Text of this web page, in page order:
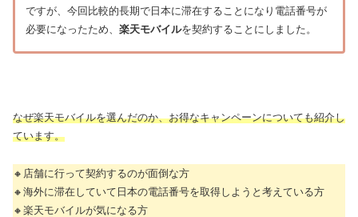
ですが、今回比較的長期で日本に滞在することになり電話番号が
必要になったため、 楽天モバイルを契約することにしました。
なぜ楽天モバイルを選んだのか、お得なキャンペーンについても紹介し
ています。
🔸店舗に行って契約するのが面倒な方
🔸海外に滞在していて日本の電話番号を取得しようと考えている方
🔸楽天モバイルが気になる方